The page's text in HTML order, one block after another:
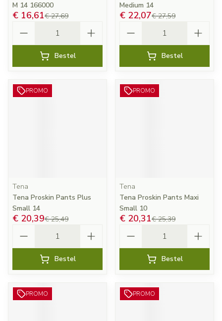
M 14 166000
€ 27,69
€ 16,61
Bestel
Medium 14
€ 27,59
€ 22,07
Bestel
PROMO
Tena
Tena Proskin Pants Plus
Small 14
€ 25,49
€ 20,39
Bestel
PROMO
Tena
Tena Proskin Pants Maxi
Small 10
€ 25,39
€ 20,31
Bestel
PROMO PROMO